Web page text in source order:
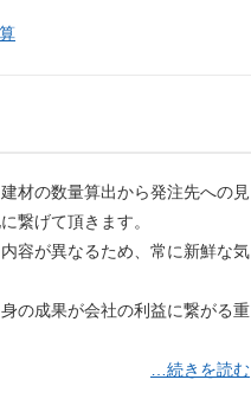
材の数量算出から発注先への見
繋げて頂きます。
容が異なるため、常に新鮮な気
の成果が会社の利益に繋がる重
…続きを読む